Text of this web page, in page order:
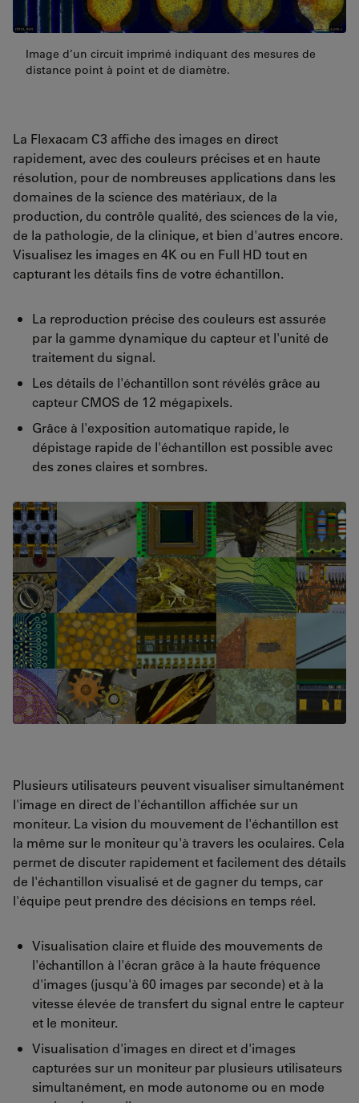
Image d’un circuit imprimé indiquant des mesures de
distance point à point et de diamètre.
La Flexacam C3 affiche des images en direct
rapidement, avec des couleurs précises et en haute
résolution, pour de nombreuses applications dans les
domaines de la science des matériaux, de la
production, du contrôle qualité, des sciences de la vie,
de la pathologie, de la clinique, et bien d'autres encore.
Visualisez les images en 4K ou en Full HD tout en
capturant les détails fins de votre échantillon.
La reproduction précise des couleurs est assurée
par la gamme dynamique du capteur et l'unité de
traitement du signal.
Les détails de l'échantillon sont révélés grâce au
capteur CMOS de 12 mégapixels.
Grâce à l'exposition automatique rapide, le
dépistage rapide de l'échantillon est possible avec
des zones claires et sombres.
Plusieurs utilisateurs peuvent visualiser simultanément
l'image en direct de l'échantillon affichée sur un
moniteur. La vision du mouvement de l'échantillon est
la même sur le moniteur qu'à travers les oculaires. Cela
permet de discuter rapidement et facilement des détails
de l'échantillon visualisé et de gagner du temps, car
l'équipe peut prendre des décisions en temps réel.
Visualisation claire et fluide des mouvements de
l'échantillon à l'écran grâce à la haute fréquence
d'images (jusqu'à 60 images par seconde) et à la
vitesse élevée de transfert du signal entre le capteur
et le moniteur.
Visualisation d'images en direct et d'images
capturées sur un moniteur par plusieurs utilisateurs
simultanément, en mode autonome ou en mode